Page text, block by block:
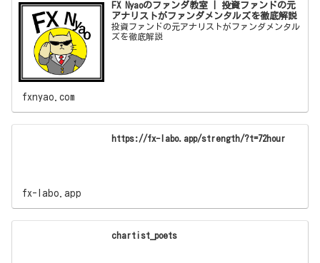
FX Nyaoのファンダ教室 | 投資ファンドの元
アナリストがファンダメンタルズを徹底解説
投資ファンドの元アナリストがファンダメンタル
ズを徹底解説
fxnyao.com
https://fx-labo.app/strength/?t=72hour
fx-labo.app
chartist_poets